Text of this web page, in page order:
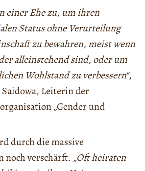
einer Ehe zu, um ihren
Status ohne Verurteilung
zu bewahren, meist wenn
alleinstehend sind, oder um
Wohlstand zu verbessern“,
Leiterin der
„Gender und
durch die massive
verschärft. „Oft heiraten